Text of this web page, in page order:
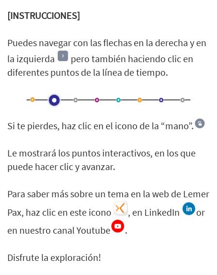
[INSTRUCCIONES]
Puedes navegar con las flechas en la derecha y en
la izquierda
pero también haciendo clic en
diferentes puntos de la línea de tiempo.
Si te pierdes, haz clic en el icono de la “mano”.
Le mostrará los puntos interactivos, en los que
puede hacer clic y avanzar.
Para saber más sobre un tema en la web de Lemer
Pax, haz clic en este icono
, en LinkedIn
or
en nuestro canal Youtube
.
Disfrute la exploración!